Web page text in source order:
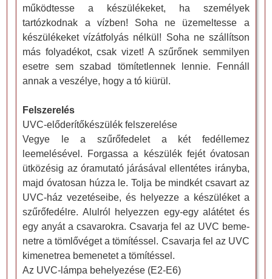
működtesse a készülékeket, ha személyek
tartózkodnak a vízben! Soha ne üzemeltesse a
készülékeket vízátfolyás nélkül! Soha ne szállítson
más folyadékot, csak vizet! A szűrőnek semmilyen
esetre sem szabad tömítetlennek lennie. Fennáll
annak a veszélye, hogy a tó kiürül.
Felszerelés
UVC-előderítőkészülék felszerelése
Vegye le a szűrőfedelet a két fedéllemez
leemelésével. Forgassa a készülék fejét óvatosan
ütközésig az óramutató járásával ellentétes irányba,
majd óvatosan húzza le. Tolja be mindkét csavart az
UVC-ház vezetéseibe, és helyezze a készüléket a
szűrőfedélre. Alulról helyezzen egy-egy alátétet és
egy anyát a csavarokra. Csavarja fel az UVC beme-
netre a tömlővéget a tömítéssel. Csavarja fel az UVC
kimenetrea bemenetet a tömítéssel.
Az UVC-lámpa behelyezése (E2-E6)